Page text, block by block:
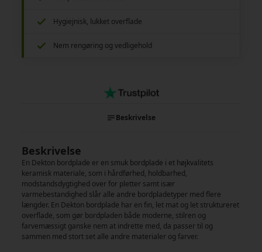
Hygiejnisk, lukket overflade
Nem rengøring og vedligehold
Beskrivelse
Beskrivelse
En Dekton bordplade er en smuk bordplade i et højkvalitets
keramisk materiale, som i hårdførhed, holdbarhed,
modstandsdygtighed over for pletter samt især
varmebestandighed slår alle andre bordpladetyper med flere
længder. En Dekton bordplade har en fin, let mat og let struktureret
overflade, som gør bordpladen både moderne, stilren og
farvemæssigt ganske nem at indrette med, da passer til og
sammen med stort set alle andre materialer og farver.